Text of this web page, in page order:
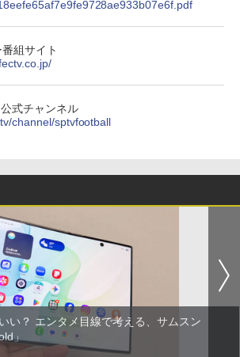
組サイト
式チャンネル
channel/sptvfootball
い？ エンタメ目線で考える、サムスン
」